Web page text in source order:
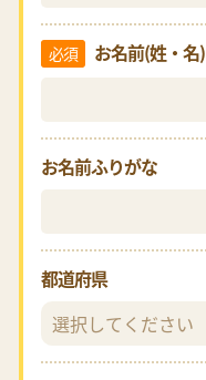
必須 お名前(姓・名)
お名前ふりがな
都道府県